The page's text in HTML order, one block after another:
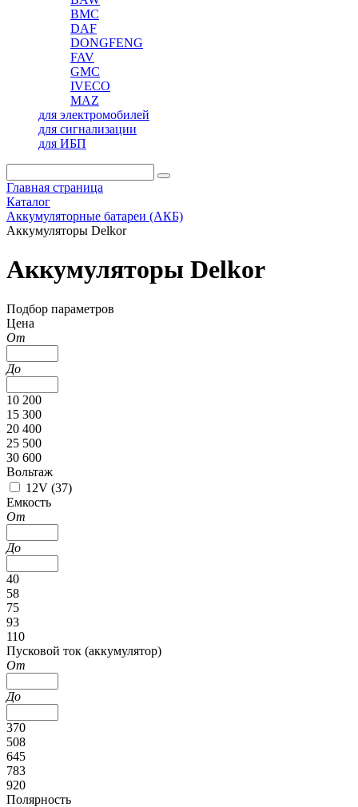
BMC
DAF
DONGFENG
FAV
GMC
IVECO
MAZ
для электромобилей
для сигнализации
для ИБП
Главная страница
Каталог
Аккумуляторные батареи (АКБ)
Аккумуляторы Delkor
Аккумуляторы Delkor
Подбор параметров
Цена
От
До
10 200
15 300
20 400
25 500
30 600
Вольтаж
12V (37)
Емкость
От
До
40
58
75
93
110
Пусковой ток (аккумулятор)
От
До
370
508
645
783
920
Полярность